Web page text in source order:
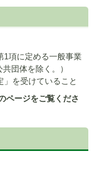
1項に定める一般事業
団体を除く。）
を受けていること
ページをご覧くださ